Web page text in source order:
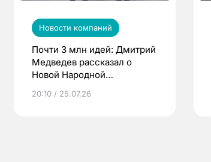
Новости компаний
Почти 3 млн идей: Дмитрий
Медведев рассказал о
Новой Народной
20:10 / 25.07.26